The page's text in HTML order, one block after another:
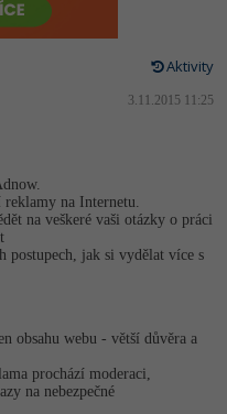
SEO
Aktivity
3.11.2015 11:25
reklamy na Internetu.
na veškeré vaši otázky o práci
postupech, jak si vydělat více s
obsahu webu - větší důvěra a
prochází moderaci,
na nebezpečné